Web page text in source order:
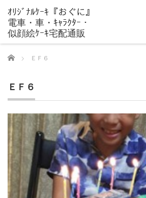
Home ＥＦ６
ＥＦ６